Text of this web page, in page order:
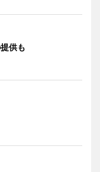
供も